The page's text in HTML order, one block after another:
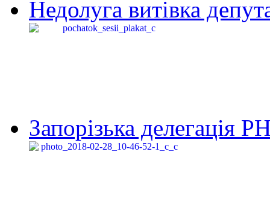
Недолуга витівка
Запорізька делегація